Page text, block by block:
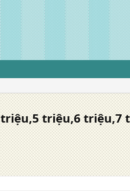
triệu,6 triệu,7